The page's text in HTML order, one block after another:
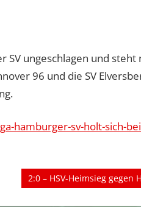
ungeschlagen und steht
96 und die SV
hamburger-sv-holt-sich-
Nächster
Beitrag:
2:0 – HSV-Heimsieg gegen